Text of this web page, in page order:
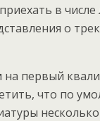
в числе
о
на первый
что по